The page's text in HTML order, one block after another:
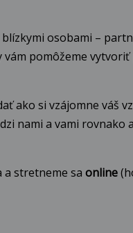
osobami –
pomôžeme
ako si vzájomne váš
nami a vami rovnako
stretneme sa online